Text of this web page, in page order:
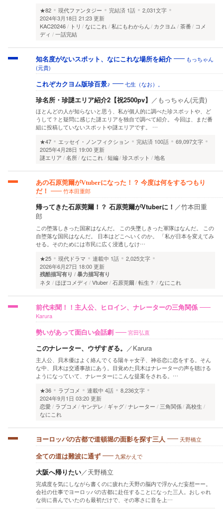
★82
現代ファンタジー 完結済 1話
2,031文字
2024年3月18日 21:23 更新
KAC20246
トリ なにこれ 私にもわからん カクヨム 茶番
コメ
ディ
一話完結
知名度がないスポット、なにこれな場所を紹介
もっちゃん
(元貴)
これぞカクヨム版珍百景♪ 七生（なお）。
珍名所・珍謎エリア紹介2【祝2500pv】 ／ もっちゃん(元貴)
ほとんどの人が知らないと思う、私が個人的に調べた珍スポットや、ど
うして？と疑問に感じた謎エリアを独自で調べて紹介。 今回は、まだ番
組に投稿していないスポットや謎エリアです。 …
★47
エッセイ・ノンフィクション 完結済 100話
69,097文字
2025年4月28日 19:00 更新
謎エリア
名所 なにこれ 短編 珍スポット 地名
あの石原莞爾がVtuberになった！？ 今度は何をするつもり
だ！
竹本田重郎
帰ってきた石原莞爾！？ 石原莞爾がVtuberに！ ／竹本田重
郎
この堕落しきった国家はなんだ。 この失墜しきった軍隊はなんだ。 この
自堕落な国民はなんだ。 日本はどこへいくのか。 「私が日本を変えてみ
せる。そのためには市民に広く浸透しなけ…
★25
現代ドラマ 連載中 1話
2,025文字
2026年6月27日 18:00 更新
残酷描写有り 暴力描写有り
ネタ ほぼコメディ Vtuber 石原莞爾 転生？ なにこれ
前代未聞！！主人公、ヒロイン、ナレーターの三角関係
Karura
勢いがあって面白い会話劇 宮田弘直
このナレーター、ウザすぎる。 ／Karura
主人公、貝木優はよく絡んでくる陽キャ女子、神谷恋に恋をする。そん
な中、貝木は交通事故にあう。目覚めた貝木はナレーターの声を聴ける
ようになっていて、ナレーターにこんな提案をされる。…
★36
ラブコメ 連載中 4話
8,236文字
2024年9月1日 03:20 更新
恋愛
ラブコメ ヤンデレ ギャグ ナレーター 三角関係 高校生
なにこれ
ヨーロッパの古都で道頓堀の面影を探す三人 天野橋立
全ての道は難波に通ず 九紫かえで
大阪へ帰りたい／天野橋立
完成度を気にしながら書くのに疲れた天野の脳内で浮かんだ妄想ーー。
会社の仕事でヨーロッパの古都に赴任することになった三人。おしゃれ
な街に喜んでいたのも最初だけで、その寒さに音を上…